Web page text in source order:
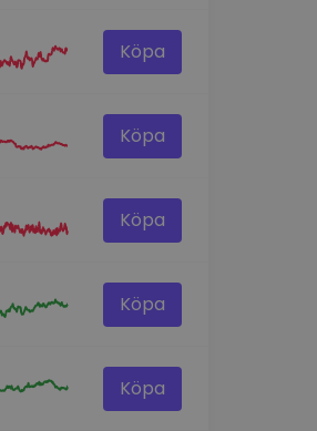
Köpa
Köpa
Köpa
Köpa
Köpa